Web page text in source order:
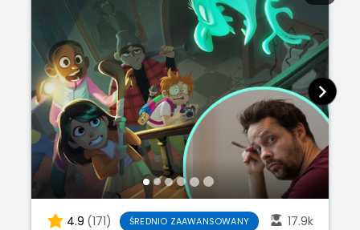
4.9 (171) ŚREDNIO ZAAWANSOWANY 17.9k